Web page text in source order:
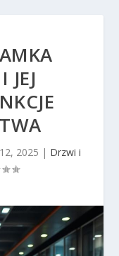
JEJ
2025 | Drzwi i